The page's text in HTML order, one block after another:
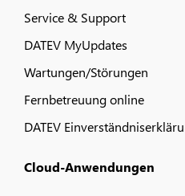
Service & Support
DATEV MyUpdates
Wartungen/Störungen
Fernbetreuung online
DATEV
Cloud-Anwendungen